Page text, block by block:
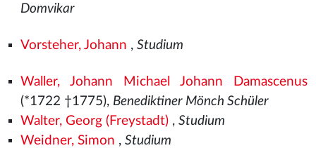
Domvikar
Vorsteher, Johann , Studium
Waller, Johann Michael Johann Damascenus
(*1722 †1775), Benediktiner Mönch Schüler
Walter, Georg (Freystadt), Studium
Weidner, Simon , Studium